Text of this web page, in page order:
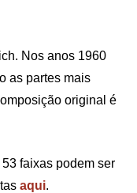
Nos anos 1960
as partes mais
original é
faixas podem ser
aqui.